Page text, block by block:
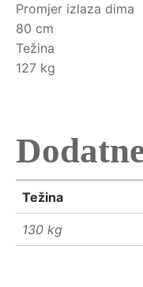
Promjer izlaza dima
80 cm
Težina
127 kg
Težina
130 kg